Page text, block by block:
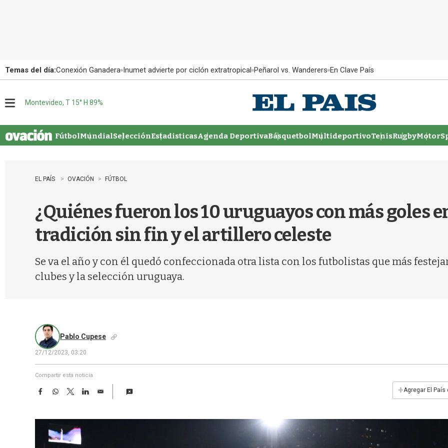
Temas del día:Conexión Ganadera Inumet advierte por ciclón extratropical Peñarol vs. Wanderers En Clave País
u
Montevideo, T 15° H 89%
FútbolMundialSelecciónEstadisticasAgenda DeportivaBásquetbolMultideportivoTenisRugby
EL PAÍS OVACIÓN FÚTBOL
¿Quiénes fueron los 10 uruguayos con más goles
tradición sin fin y el artillero celeste
Se va el año y con él quedó confeccionada otra lista con los futbolistas que más
clubes y la selección uruguaya.
Pablo Cupese
27/12/2023, 03:20
Compartir esta noticia
F
e
W
t
s
A
T
w
t
t
e
L
k
E
i
+Agregar El País